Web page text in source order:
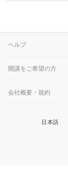
ヘルプ
開講をご希望の方
会社概要・規約
日本語